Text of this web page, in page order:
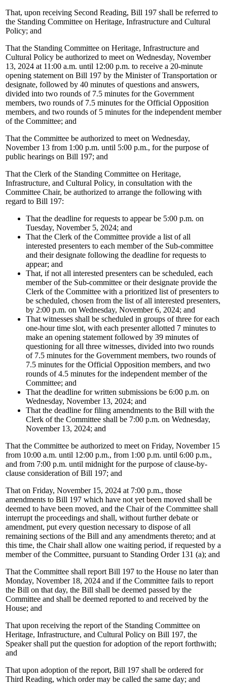
That, upon receiving Second Reading, Bill 197 shall be referred to
the Standing Committee on Heritage, Infrastructure and Cultural
Policy; and
That the Standing Committee on Heritage, Infrastructure and
Cultural Policy be authorized to meet on Wednesday, November
13, 2024 at 11:00 a.m. until 12:00 p.m. to receive a 20-minute
opening statement on Bill 197 by the Minister of Transportation or
designate, followed by 40 minutes of questions and answers,
divided into two rounds of 7.5 minutes for the Government
members, two rounds of 7.5 minutes for the Official Opposition
members, and two rounds of 5 minutes for the independent member
of the Committee; and
That the Committee be authorized to meet on Wednesday,
November 13 from 1:00 p.m. until 5:00 p.m., for the purpose of
public hearings on Bill 197; and
That the Clerk of the Standing Committee on Heritage,
Infrastructure, and Cultural Policy, in consultation with the
Committee Chair, be authorized to arrange the following with
regard to Bill 197:
That the deadline for requests to appear be 5:00 p.m. on
Tuesday, November 5, 2024; and
That the Clerk of the Committee provide a list of all
interested presenters to each member of the Sub-committee
and their designate following the deadline for requests to
appear; and
That, if not all interested presenters can be scheduled, each
member of the Sub-committee or their designate provide the
Clerk of the Committee with a prioritized list of presenters to
be scheduled, chosen from the list of all interested presenters,
by 2:00 p.m. on Wednesday, November 6, 2024; and
That witnesses shall be scheduled in groups of three for each
one-hour time slot, with each presenter allotted 7 minutes to
make an opening statement followed by 39 minutes of
questioning for all three witnesses, divided into two rounds
of 7.5 minutes for the Government members, two rounds of
7.5 minutes for the Official Opposition members, and two
rounds of 4.5 minutes for the independent member of the
Committee; and
That the deadline for written submissions be 6:00 p.m. on
Wednesday, November 13, 2024; and
That the deadline for filing amendments to the Bill with the
Clerk of the Committee shall be 7:00 p.m. on Wednesday,
November 13, 2024; and
That the Committee be authorized to meet on Friday, November 15
from 10:00 a.m. until 12:00 p.m., from 1:00 p.m. until 6:00 p.m.,
and from 7:00 p.m. until midnight for the purpose of clause-by-
clause consideration of Bill 197; and
That on Friday, November 15, 2024 at 7:00 p.m., those
amendments to Bill 197 which have not yet been moved shall be
deemed to have been moved, and the Chair of the Committee shall
interrupt the proceedings and shall, without further debate or
amendment, put every question necessary to dispose of all
remaining sections of the Bill and any amendments thereto; and at
this time, the Chair shall allow one waiting period, if requested by a
member of the Committee, pursuant to Standing Order 131 (a); and
That the Committee shall report Bill 197 to the House no later than
Monday, November 18, 2024 and if the Committee fails to report
the Bill on that day, the Bill shall be deemed passed by the
Committee and shall be deemed reported to and received by the
House; and
That upon receiving the report of the Standing Committee on
Heritage, Infrastructure, and Cultural Policy on Bill 197, the
Speaker shall put the question for adoption of the report forthwith;
and
That upon adoption of the report, Bill 197 shall be ordered for
Third Reading, which order may be called the same day; and